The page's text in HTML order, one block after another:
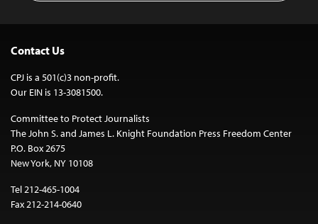
Contact Us
CPJ is a 501(c)3 non-profit.
Our EIN is 13-3081500.
Committee to Protect Journalists
The John S. and James L. Knight Foundation Press Freedom Center
P.O. Box 2675
New York, NY 10108
Tel 212-465-1004
Fax 212-214-0640